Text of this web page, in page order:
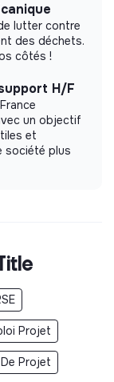
lutter contre
des déchets.
côtés !
H/F
un objectif
et
société plus
Projet
Projet